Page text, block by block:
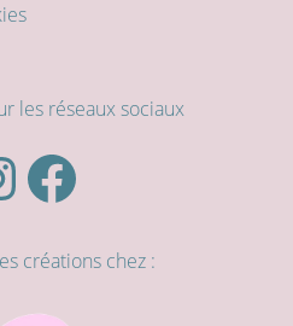
les réseaux sociaux
Facebook
créations chez :